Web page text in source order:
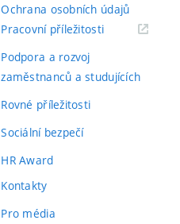
Ochrana osobních údajů
Pracovní příležitosti(externí
Podpora a rozvoj
zaměstnanců a studujících
Rovné příležitosti
Sociální bezpečí
HR Award
Kontakty
Pro média